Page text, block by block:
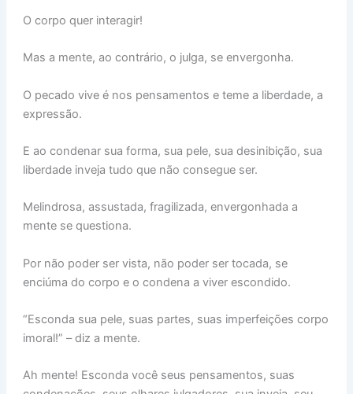
O corpo quer interagir!
Mas a mente, ao contrário, o julga, se envergonha.
O pecado vive é nos pensamentos e teme a liberdade, a
expressão.
E ao condenar sua forma, sua pele, sua desinibição, sua
liberdade inveja tudo que não consegue ser.
Melindrosa, assustada, fragilizada, envergonhada a
mente se questiona.
Por não poder ser vista, não poder ser tocada, se
enciúma do corpo e o condena a viver escondido.
“Esconda sua pele, suas partes, suas imperfeições corpo
imoral!” – diz a mente.
Ah mente! Esconda você seus pensamentos, suas